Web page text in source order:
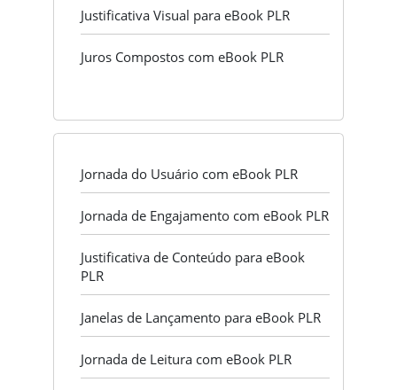
Justificativa Visual para eBook PLR
Juros Compostos com eBook PLR
Jornada do Usuário com eBook PLR
Jornada de Engajamento com eBook PLR
Justificativa de Conteúdo para eBook
PLR
Janelas de Lançamento para eBook PLR
Jornada de Leitura com eBook PLR